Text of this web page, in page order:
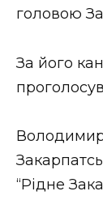
головою
За його
Володимир
“Рідне